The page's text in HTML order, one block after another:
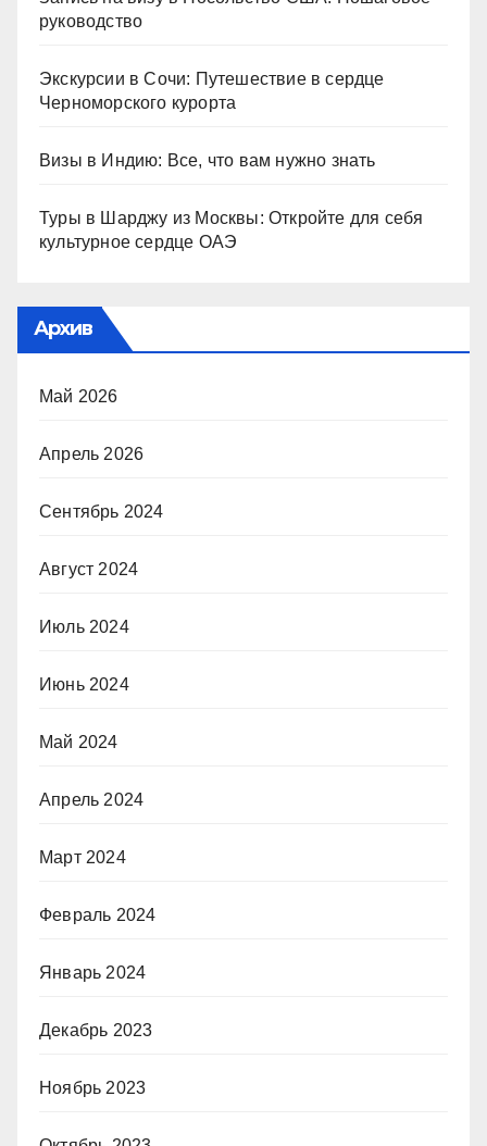
руководство
Экскурсии в Сочи: Путешествие в сердце
Черноморского курорта
Визы в Индию: Все, что вам нужно знать
Туры в Шарджу из Москвы: Откройте для себя
культурное сердце ОАЭ
Архив
Май 2026
Апрель 2026
Сентябрь 2024
Август 2024
Июль 2024
Июнь 2024
Май 2024
Апрель 2024
Март 2024
Февраль 2024
Январь 2024
Декабрь 2023
Ноябрь 2023